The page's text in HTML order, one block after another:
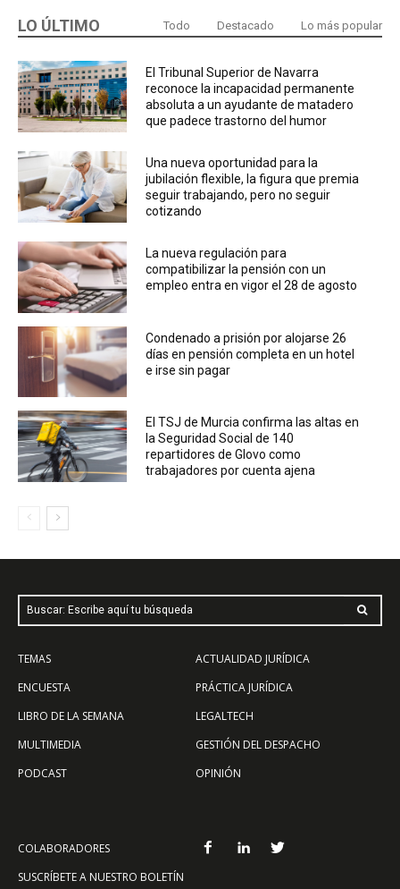
LO ÚLTIMO Todo Destacado Lo más popular
El Tribunal Superior de Navarra
reconoce la incapacidad permanente
absoluta a un ayudante de matadero
que padece trastorno del humor
Una nueva oportunidad para la
jubilación flexible, la figura que premia
seguir trabajando, pero no seguir
cotizando
La nueva regulación para
compatibilizar la pensión con un
empleo entra en vigor el 28 de agosto
Condenado a prisión por alojarse 26
días en pensión completa en un hotel
e irse sin pagar
El TSJ de Murcia confirma las altas en
la Seguridad Social de 140
repartidores de Glovo como
trabajadores por cuenta ajena
Buscar: Escribe aquí tu búsqueda
TEMAS
ENCUESTA
LIBRO DE LA SEMANA
MULTIMEDIA
PODCAST
ACTUALIDAD JURÍDICA
PRÁCTICA JURÍDICA
LEGALTECH
GESTIÓN DEL DESPACHO
OPINIÓN
COLABORADORES
SUSCRÍBETE A NUESTRO BOLETÍN